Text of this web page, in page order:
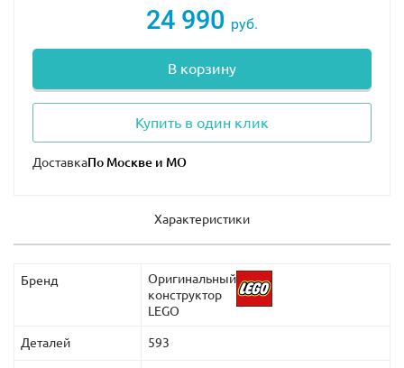
методы управления, прохождение испытаний и
многое другое. Чтобы воспроизвести все функции,
будут необходимы 6 батареек.
Размеры квадроцикла — 28×16×13 см.
24 990 руб.
В корзину
Купить в один клик
Доставка
Характеристики
Бренд
Оригинальный
конструктор
LEGO
Деталей 593